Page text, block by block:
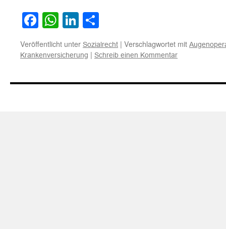
Facebook
WhatsApp
LinkedIn
Veröffentlicht unter Sozialrecht | Verschlagwortet mit
Krankenversicherung | Schreib einen Kommentar